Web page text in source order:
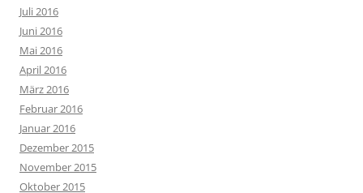
Juli 2016
Juni 2016
Mai 2016
April 2016
März 2016
Februar 2016
Januar 2016
Dezember 2015
November 2015
Oktober 2015